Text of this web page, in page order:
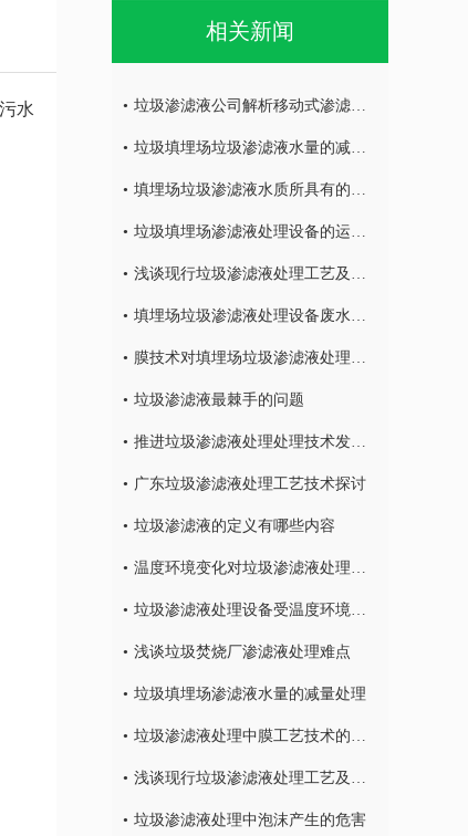
水
相关新闻
垃圾渗滤液公司解析移动式渗滤液处理设备的特征及优点
垃圾填埋场垃圾渗滤液水量的减量处理
填埋场垃圾渗滤液水质所具有的特点
垃圾填埋场渗滤液处理设备的运营调试
浅谈现行垃圾渗滤液处理工艺及特点！
填埋场垃圾渗滤液处理设备废水处理工艺技术
膜技术对填埋场垃圾渗滤液处理的研究
垃圾渗滤液最棘手的问题
推进垃圾渗滤液处理处理技术发的发展
广东垃圾渗滤液处理工艺技术探讨
垃圾渗滤液的定义有哪些内容
温度环境变化对垃圾渗滤液处理设备的影响有哪些
垃圾渗滤液处理设备受温度环境变化的影响有哪些
浅谈垃圾焚烧厂渗滤液处理难点
垃圾填埋场渗滤液水量的减量处理
垃圾渗滤液处理中膜工艺技术的研究
浅谈现行垃圾渗滤液处理工艺及特点！
垃圾渗滤液处理中泡沫产生的危害